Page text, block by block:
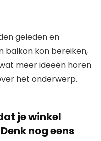
geleden en
balkon kon bereiken,
meer ideeën horen
het onderwerp.
je winkel
nog eens